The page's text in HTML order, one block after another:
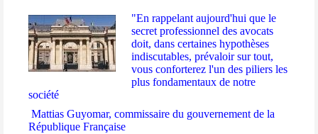
"En rappelant aujourd'hui que le
secret professionnel des avocats
doit, dans certaines hypothèses
indiscutables, prévaloir sur tout,
vous conforterez l'un des piliers les
plus fondamentaux de notre
société
Mattias Guyomar, commissaire du gouvernement de la
République Française